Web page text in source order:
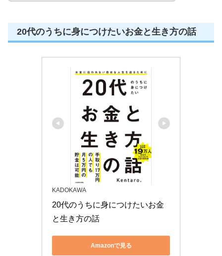
20代のうちに身につけたいお金と生き方の話
KADOKAWA
20代のうちに身につけたいお金
と生き方の話
Amazonで見る